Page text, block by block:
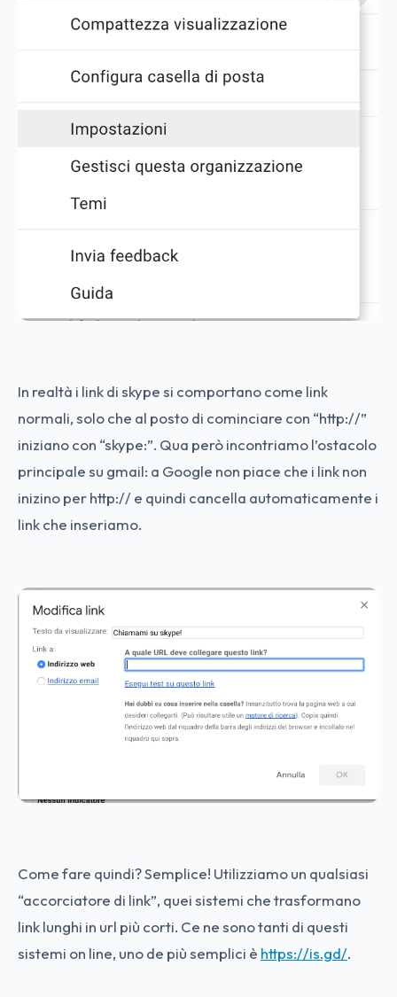
In realtà i link di skype si comportano come link
normali, solo che al posto di cominciare con “http://”
iniziano con “skype:”. Qua però incontriamo l’ostacolo
principale su gmail: a Google non piace che i link non
inizino per http:// e quindi cancella automaticamente i
link che inseriamo.
Come fare quindi? Semplice! Utilizziamo un qualsiasi
“accorciatore di link”, quei sistemi che trasformano
link lunghi in url più corti. Ce ne sono tanti di questi
sistemi on line, uno de più semplici è https://is.gd/.